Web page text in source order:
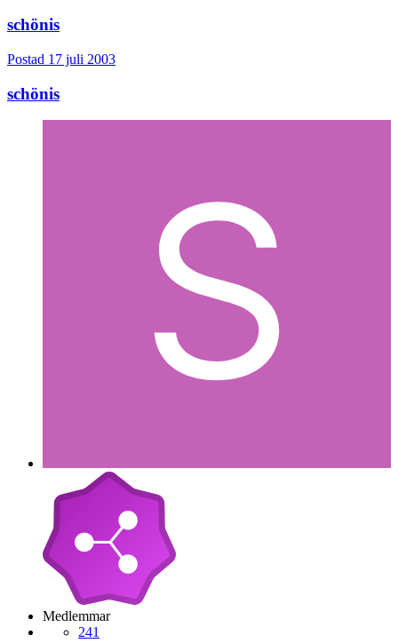
schönis
Postad 17 juli 2003
schönis
Medlemmar
241